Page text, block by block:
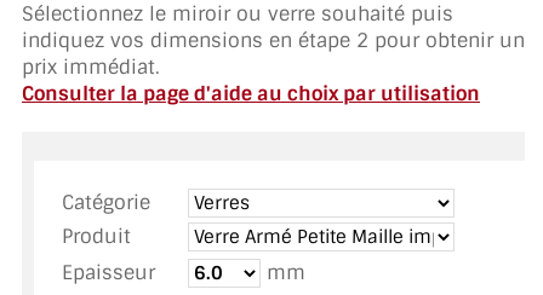
DEMANDE DE DEVIS
SUIVI DE DEVIS
TOUS LES TARIFS AU M2
GUIDE : CHOIX PAR UTILISATION
Sélectionnez le miroir ou verre souhaité puis
indiquez vos dimensions en étape 2 pour obtenir un
prix immédiat.
Consulter la page d'aide au choix par utilisation
Catégorie
Produit
Epaisseur
mm